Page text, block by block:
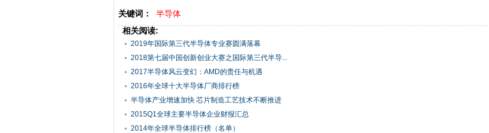
关键词：
半导体
相关阅读:
2019年国际第三代半导体专业赛圆满落幕
2018第七届中国创新创业大赛之国际第三代半导...
2017半导体风云变幻：AMD的责任与机遇
2016年全球十大半导体厂商排行榜
半导体产业增速加快 芯片制造工艺技术不断推进
2015Q1全球主要半导体企业财报汇总
2014年全球半导体排行榜（名单）